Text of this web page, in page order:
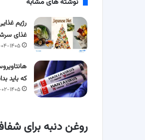
غذای
۰۷-۰۴-
که باید
۲۰-۰۲-
روغن دنبه برای